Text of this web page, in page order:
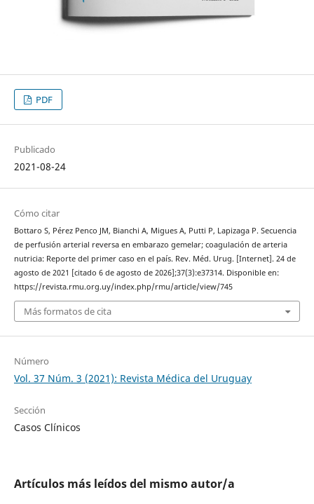
PDF
Publicado
2021-08-24
Cómo citar
Bottaro S, Pérez Penco JM, Bianchi A, Migues A, Putti P, Lapizaga P. Secuencia
de perfusión arterial reversa en embarazo gemelar; coagulación de arteria
nutricia: Reporte del primer caso en el país. Rev. Méd. Urug. [Internet]. 24 de
agosto de 2021 [citado 6 de agosto de 2026];37(3):e37314. Disponible en:
https://revista.rmu.org.uy/index.php/rmu/article/view/745
Más formatos de cita
Número
Vol. 37 Núm. 3 (2021): Revista Médica del Uruguay
Sección
Casos Clínicos
Artículos más leídos del mismo autor/a